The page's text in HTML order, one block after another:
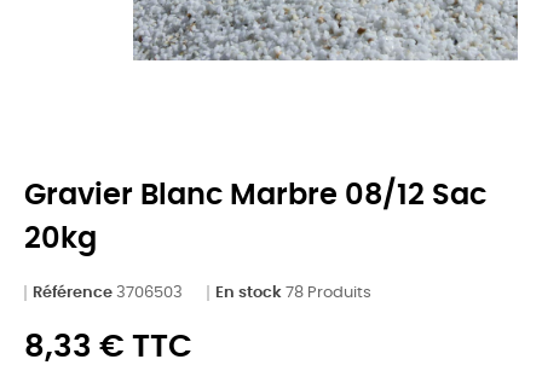
Gravier Blanc Marbre 08/12 Sac
20kg
Référence 3706503 En stock 78 Produits
8,33 € TTC